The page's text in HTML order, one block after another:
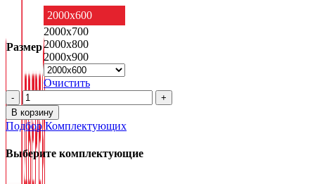
Размер
2000x600
2000x700
2000x800
2000x900
Очистить
Количество
товара
Межкомнатная
дверь
Emalex
2
ДО
В корзину
Подбор Комплектующих
Выберите комплектующие